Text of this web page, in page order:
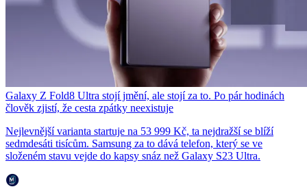
Galaxy Z Fold8 Ultra stojí jmění, ale stojí za to. Po pár hodinách
člověk zjistí, že cesta zpátky neexistuje
Nejlevnější varianta startuje na 53 999 Kč, ta nejdražší se blíží
sedmdesáti tisícům. Samsung za to dává telefon, který se ve
složeném stavu vejde do kapsy snáz než Galaxy S23 Ultra.